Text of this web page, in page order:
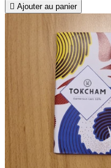
 Ajouter au panier